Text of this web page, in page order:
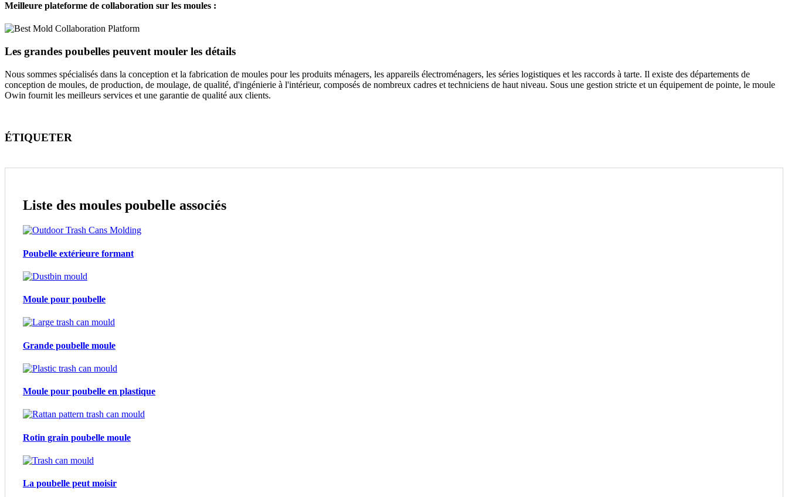
Meilleure plateforme de collaboration sur les moules :
Les grandes poubelles peuvent mouler les détails
Nous sommes spécialisés dans la conception et la fabrication de moules pour les produits ménagers, les appareils électroménagers, les séries logistiques et les raccords à tarte. Il existe des départements de
conception de moules, de production, de moulage, de qualité, d'ingénierie à l'intérieur, composés de nombreux cadres et techniciens de haut niveau. Sous une gestion stricte et un équipement de pointe, le moule
Owin fournit les meilleurs services et une garantie de qualité aux clients.
ÉTIQUETER
Liste des moules poubelle associés
Poubelle extérieure formant
Moule pour poubelle
Grande poubelle moule
Moule pour poubelle en plastique
Rotin grain poubelle moule
La poubelle peut moisir